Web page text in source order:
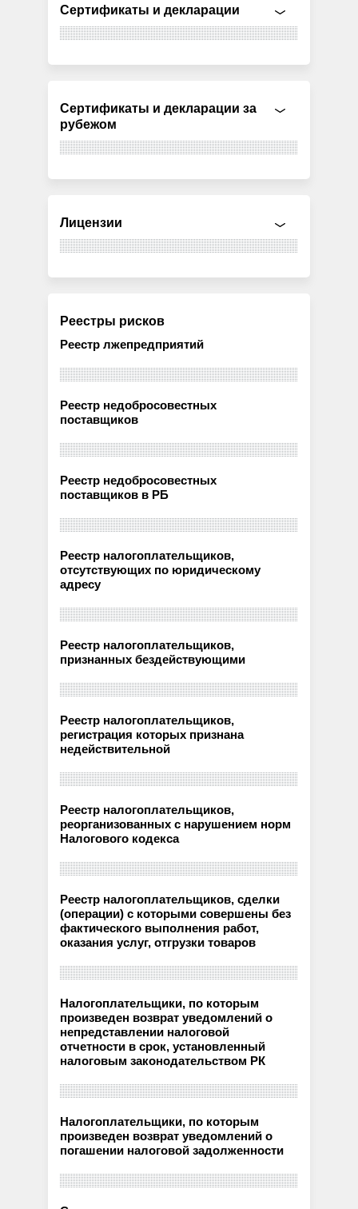
Сертификаты и декларации
Сертификаты и декларации за
рубежом
Лицензии
Реестры рисков
Реестр лжепредприятий
Реестр недобросовестных
поставщиков
Реестр недобросовестных
поставщиков в РБ
Реестр налогоплательщиков,
отсутствующих по юридическому
адресу
Реестр налогоплательщиков,
признанных бездействующими
Реестр налогоплательщиков,
регистрация которых признана
недействительной
Реестр налогоплательщиков,
реорганизованных с нарушением норм
Налогового кодекса
Реестр налогоплательщиков, сделки
(операции) с которыми совершены без
фактического выполнения работ,
оказания услуг, отгрузки товаров
Налогоплательщики, по которым
произведен возврат уведомлений о
непредставлении налоговой
отчетности в срок, установленный
налоговым законодательством РК
Налогоплательщики, по которым
произведен возврат уведомлений о
погашении налоговой задолженности